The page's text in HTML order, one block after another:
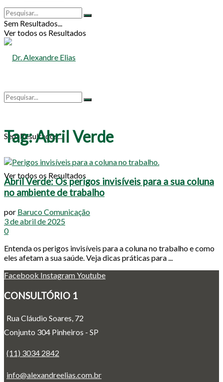
Sem Resultados...
Ver todos os Resultados
Sem Resultados...
Ver todos os Resultados
Tag:Abril Verde
Abril Verde: Os perigos invisíveis para a sua coluna
no ambiente de trabalho
por Baruco Comunicação
3 de abril de 2025
0
Entenda os perigos invisíveis para a coluna no trabalho e como
eles afetam a sua saúde. Veja dicas práticas para ...
Facebook InstagramYoutube
CONSULTÓRIO 1
Rua Cláudio Soares, 72
Conjunto 304 Pinheiros - SP
(11) 3034 2842
info@alexandreelias.com.br